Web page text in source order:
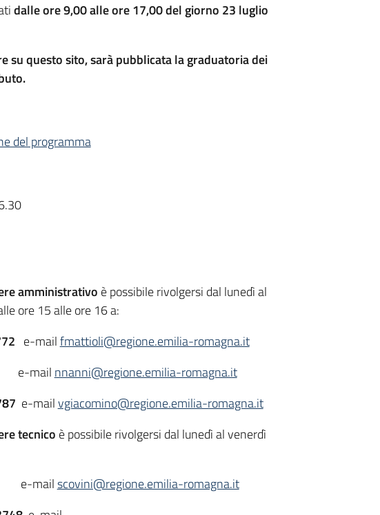
dalle ore 9,00 alle ore 17,00 del giorno 23 luglio
su questo sito, sarà pubblicata la graduatoria dei
del programma
amministrativo è possibile rivolgersi dal lunedì al
ore 15 alle ore 16 a:
e-mailfmattioli@regione.emilia-romagna.it
nnanni@regione.emilia-romagna.it
e-mailvgiacomino@regione.emilia-romagna.it
tecnico è possibile rivolgersi dal lunedì al venerdì
mailscovini@regione.emilia-romagna.it